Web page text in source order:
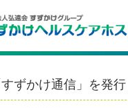
ずかけ通信」を発